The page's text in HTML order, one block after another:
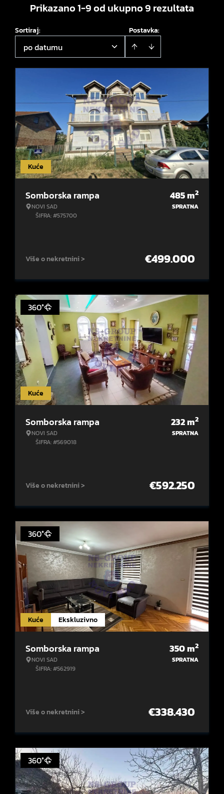
Prikazano 1-9 od ukupno 9 rezultata
Postavka:
Sortiraj:
po datumu
Kuće
Somborska rampa
NOVI SAD
ŠIFRA: #575700
485m2
SPRATNA
Više o nekretnini > €499.000
Kuće
360°
Somborska rampa
NOVI SAD
ŠIFRA: #569018
232m2
SPRATNA
Više o nekretnini > €592.250
Kuće Ekskluzivno
360°
Somborska rampa
NOVI SAD
ŠIFRA: #562919
350m2
SPRATNA
Više o nekretnini > €338.430
360°